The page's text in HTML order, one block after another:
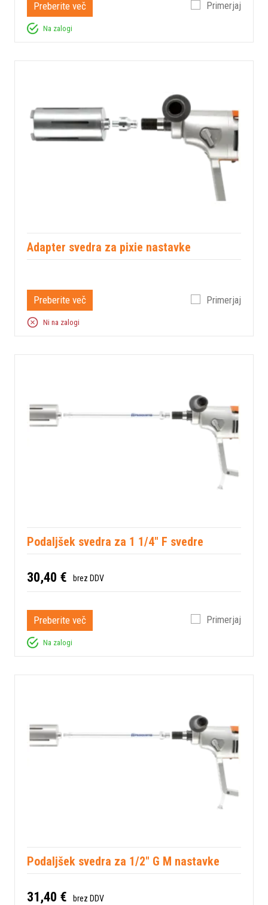
Preberite več Primerjaj
Na zalogi
Adapter svedra za pixie nastavke
Preberite več Primerjaj
Ni na zalogi
Podaljšek svedra za 1 1/4" F svedre
30,40 € brez DDV
Preberite več Primerjaj
Na zalogi
Podaljšek svedra za 1/2" G M nastavke
31,40 € brez DDV